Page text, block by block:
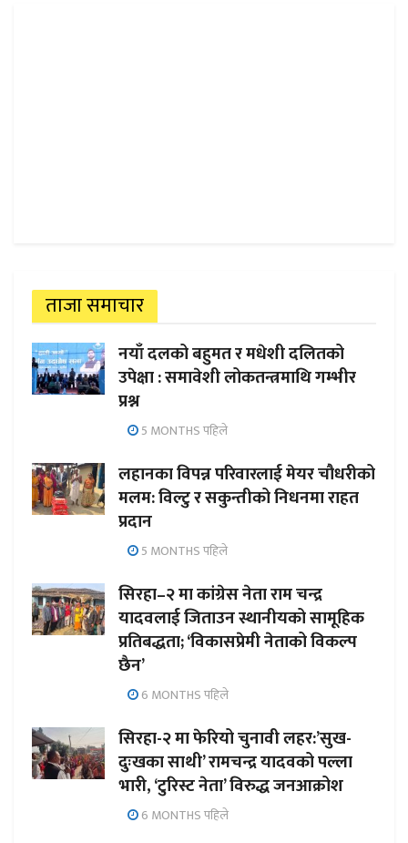
ताजा समाचार
नयाँ दलको बहुमत र मधेशी दलितको
उपेक्षा : समावेशी लोकतन्त्रमाथि गम्भीर
प्रश्न
5 MONTHS पहिले
लहानका विपन्न परिवारलाई मेयर चौधरीको
मलम: विल्टु र सकुन्तीको निधनमा राहत
प्रदान
5 MONTHS पहिले
सिरहा–२ मा कांग्रेस नेता राम चन्द्र
यादवलाई जिताउन स्थानीयको सामूहिक
प्रतिबद्धता; ‘विकासप्रेमी नेताको विकल्प
छैन’
6 MONTHS पहिले
सिरहा-२ मा फेरियो चुनावी लहर:’सुख-
दुःखका साथी’ रामचन्द्र यादवको पल्ला
भारी, ‘टुरिस्ट नेता’ विरुद्ध जनआक्रोश
6 MONTHS पहिले